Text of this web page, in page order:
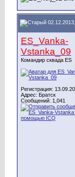
ES_Vanka-
Vstanka_09
Командир сквада ES
Регистрация:
Адрес: Братск
Сообщений: 1,041